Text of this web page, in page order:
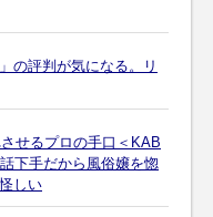
の評判が気になる。リ
せるプロの手口＜KAB
下手だから風俗嬢を惚
しい